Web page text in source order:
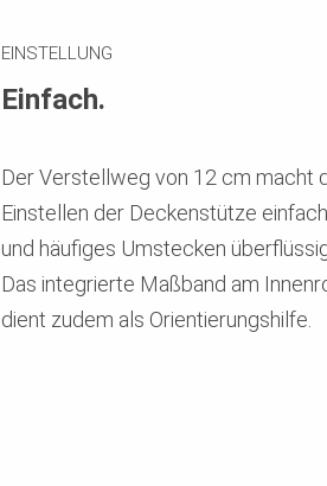
EINSTELLUNG
Einfach.
Der Verstellweg von 12 cm macht
Einstellen der Deckenstütze einfach
und häufiges Umstecken
Das integrierte Maßband am
dient zudem als Orientierungshilfe.